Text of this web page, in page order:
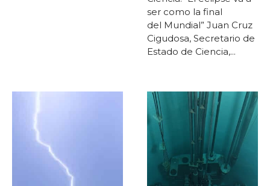
ser como la final
del Mundial” Juan Cruz
Cigudosa, Secretario de
Estado de Ciencia,...